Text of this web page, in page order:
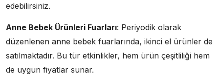
edebilirsiniz.
Anne Bebek Ürünleri Fuarları: Periyodik olarak
düzenlenen anne bebek fuarlarında, ikinci el ürünler de
satılmaktadır. Bu tür etkinlikler, hem ürün çeşitliliği hem
de uygun fiyatlar sunar.